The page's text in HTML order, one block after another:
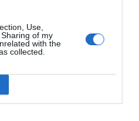
Use,
of my
with the
collected.
vääntö – Leijonat voitti